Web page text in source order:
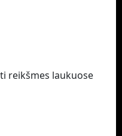
reikšmes laukuose